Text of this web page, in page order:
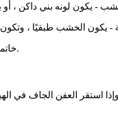
خاتمة: إذا وجدت تعفن رطب - ابدأ في الممارسة دون تأخير.